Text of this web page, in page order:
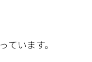
ています。